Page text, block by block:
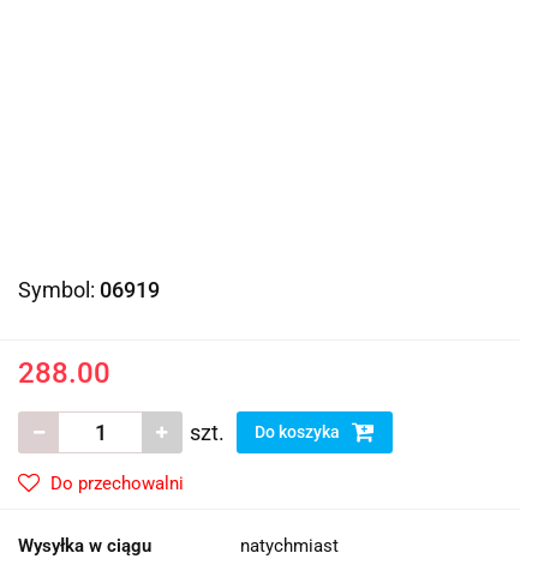
Symbol: 06919
288.00
szt. Do koszyka
Do przechowalni
Wysyłka w ciągu natychmiast